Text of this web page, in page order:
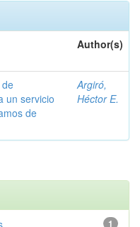
Author(s)
un servicio
de
Argiró,
Héctor E.
1